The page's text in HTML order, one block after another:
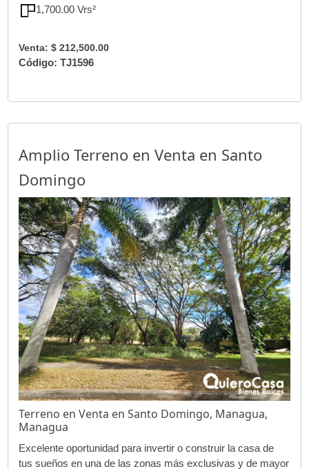
1,700.00 Vrs²
Venta: $ 212,500.00
Código: TJ1596
Amplio Terreno en Venta en Santo
Domingo
Terreno en Venta en Santo Domingo, Managua,
Managua
Excelente oportunidad para invertir o construir la casa de
tus sueños en una de las zonas más exclusivas y de mayor